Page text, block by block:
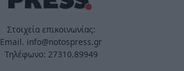
Στοιχεία επικοινωνίας:
Email. info@notospress.gr
Τηλέφωνο: 27310.89949